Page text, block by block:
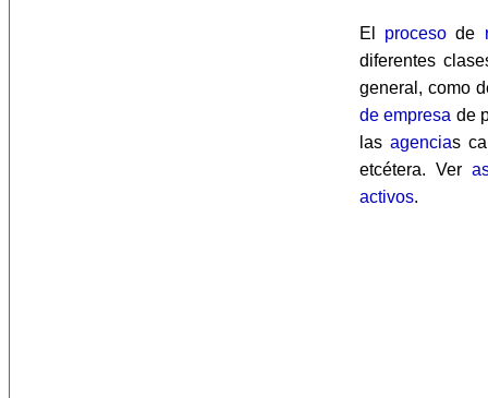
El proceso de
diferentes
general, como
de empresa de
lasagencias
etcétera. Ver
activos.